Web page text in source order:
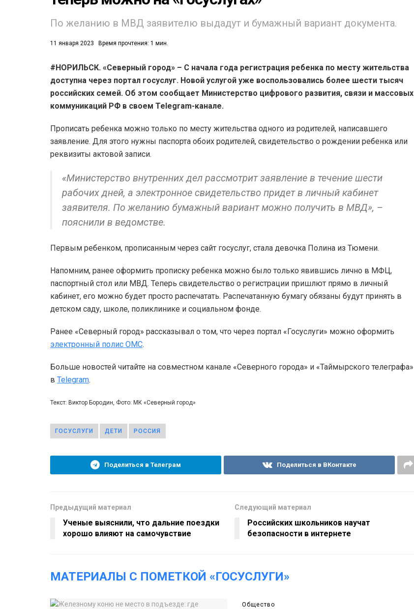
По желанию в МВД заявителю выдадут и бумажный вариант документа.
11 января 2023 Время прочтения: 1 мин.
#НОРИЛЬСК. «Северный город» – С начала года регистрация ребенка по месту жительства
доступна через портал госуслуг. Новой услугой уже воспользовались более шести тысяч
российских семей. Об этом сообщает Министерство цифрового развития, связи и массовых
коммуникаций РФ в своем Telegram-канале.
Прописать ребенка можно только по месту жительства одного из родителей, написавшего
заявление. Для этого нужны паспорта обоих родителей, свидетельство о рождении ребенка или
реквизиты актовой записи.
«Министерство внутренних дел рассмотрит заявление в течение шести
рабочих дней, а электронное свидетельство придет в личный кабинет
заявителя. По желанию бумажный вариант можно получить в МВД», –
пояснили в ведомстве.
Первым ребенком, прописанным через сайт госуслуг, стала девочка Полина из Тюмени.
Напомним, ранее оформить прописку ребенка можно было только явившись лично в МФЦ,
паспортный стол или МВД. Теперь свидетельство о регистрации пришлют прямо в личный
кабинет, его можно будет просто распечатать. Распечатанную бумагу обязаны будут принять в
детском саду, школе, поликлинике и социальном фонде.
Ранее «Северный город» рассказывал о том, что через портал «Госуслуги» можно оформить
электронный полис ОМС.
Больше новостей читайте на совместном канале «Северного города» и «Таймырского телеграфа»
в Telegram.
Текст: Виктор Бородин, Фото: МК «Северный город»
ГОСУСЛУГИ ДЕТИ РОССИЯ
Поделиться в Телеграм Поделиться в ВКонтакте
Предыдущий материал
Ученые выяснили, что дальние поездки
хорошо влияют на самочувствие
Следующий материал
Российских школьников научат
безопасности в интернете
МАТЕРИАЛЫ С ПОМЕТКОЙ «ГОСУСЛУГИ»
Общество